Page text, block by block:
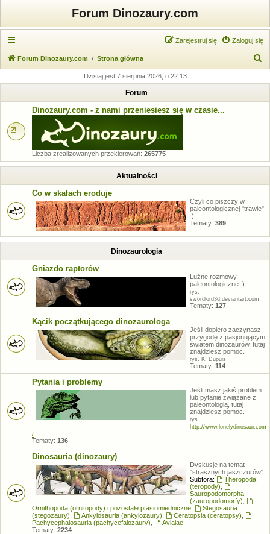
Forum Dinozaury.com
Zaloguj się
Zarejestruj się
Forum Dinozaury.com Strona główna
k
Dzisiaj jest 7 sierpnia 2026, o 22:13
Forum
Dinozaury.com - z nami przeniesiesz się w czasie...
Liczba zrealizowanych przekierowań: 265775
Aktualności
Co w skałach eroduje
Czyli co piszczy w
paleontologicznej "trawie"
:)
Tematy: 389
Dinozaurologia
Gniazdo raptorów
Luźne rozmowy
paleontologiczne :)
rys.
swordlord3d.deviantart.com
Tematy: 127
Kącik początkującego dinozaurologa
Jeśli dopiero zaczynasz
przygodę z pasjonującym
światem dinozaurów, tutaj
znajdziesz pomoc.
rys. K. Dupuis
Tematy: 114
Pytania i problemy
Jeśli masz jakiś problem
lub pytanie związane z
paleontologią, tutaj
znajdziesz pomoc.
rys.
http://www.lonelydinosaur.com
/
Tematy: 136
Dinosauria (dinozaury)
Dyskusje na temat
"strasznych jaszczurów"
Subfora:
Theropoda
(teropody)
Sauropodomorpha
(zauropodomorfy)
Ornithopoda (ornitopody) i pozostałe ptasiomiedniczne
Stegosauria
(stegozaury)
Ankylosauria (ankylozaury) Ceratopsia (ceratopsy)
Pachycephalosauria (pachycefalozaury)
Avialae
Tematy: 2234